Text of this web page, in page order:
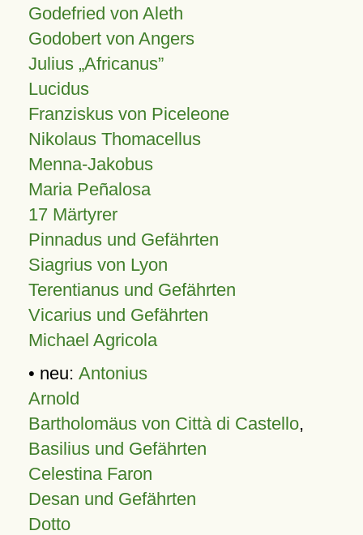
Godefried von Aleth
Godobert von Angers
Julius Africanus
Lucidus
Franziskus von Piceleone
Nikolaus Thomacellus
Menna-Jakobus
Maria Peñalosa
17 Märtyrer
Pinnadus und Gefährten
Siagrius von Lyon
Terentianus und Gefährten
Vicarius und Gefährten
Michael Agricola
• neu: Antonius
Arnold
Bartholomäus von Città di Castello,
Basilius und Gefährten
Celestina Faron
Desan und Gefährten
Dotto